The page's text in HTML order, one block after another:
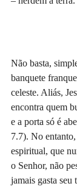
Não basta,
banquete
celeste. Aliás,
encontra quem
e a porta só é
7.7). No
espiritual, que
o Senhor, não
jamais gasta seu